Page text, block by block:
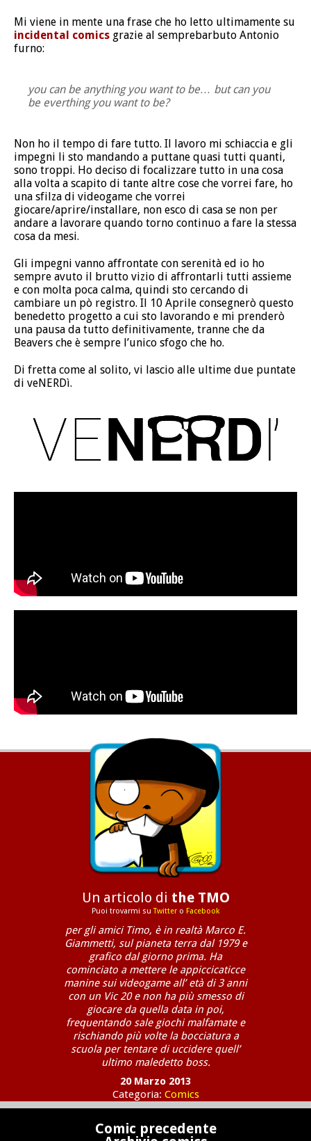
Mi viene in mente una frase che ho letto ultimamente su
incidental comics grazie al semprebarbuto Antonio
furno:
you can be anything you want to be… but can you
be everthing you want to be?
Non ho il tempo di fare tutto. Il lavoro mi schiaccia e gli
impegni li sto mandando a puttane quasi tutti quanti,
sono troppi. Ho deciso di focalizzare tutto in una cosa
alla volta a scapito di tante altre cose che vorrei fare, ho
una sfilza di videogame che vorrei
giocare/aprire/installare, non esco di casa se non per
andare a lavorare quando torno continuo a fare la stessa
cosa da mesi.
Gli impegni vanno affrontate con serenità ed io ho
sempre avuto il brutto vizio di affrontarli tutti assieme
e con molta poca calma, quindi sto cercando di
cambiare un pò registro. Il 10 Aprile consegnerò questo
benedetto progetto a cui sto lavorando e mi prenderò
una pausa da tutto definitivamente, tranne che da
Beavers che è sempre l’unico sfogo che ho.
Di fretta come al solito, vi lascio alle ultime due puntate
di veNERDì.
Un articolo di the TMO
Puoi trovarmi suTwittero Facebook
per gli amici Timo, è in realtà Marco E.
Giammetti, sul pianeta terra dal 1979 e
grafico dal giorno prima. Ha
cominciato a mettere le appiccicaticce
manine sui videogame all’ età di 3 anni
con un Vic 20 e non ha più smesso di
giocare da quella data in poi,
frequentando sale giochi malfamate e
rischiando più volte la bocciatura a
scuola per tentare di uccidere quell’
ultimo maledetto boss.
20 Marzo 2013
Categoria: Comics
Comic precedente